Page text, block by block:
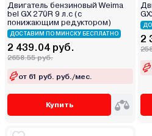
Двигатель бензиновый Weima
bel GX 270R 9 л.с (с
понижающим редуктором)
ДОСТАВИМ ПО МИНСКУ БЕСПЛАТНО
2 439.04 руб.
2658.55 руб.
от 61 руб. руб./мес.
Купить
2